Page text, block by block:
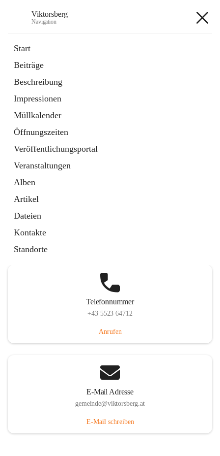
Viktorsberg
Navigation
Start
Beiträge
Beschreibung
Impressionen
Müllkalender
Öffnungszeiten
Veröffentlichungsportal
Veranstaltungen
Alben
Artikel
Dateien
Kontakte
Standorte
1 Schnellzugriff
Bürgerservice
10 Schnellzugriffe
Telefonnummer
+43 5523 64712
Anrufen
E-Mail Adresse
gemeinde@viktorsberg.at
E-Mail schreiben